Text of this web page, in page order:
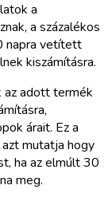
a
a százalékos
napra vetített
kiszámításra.
az adott termék
árait. Ez a
mutatja hogy
ha az elmúlt 30
meg.